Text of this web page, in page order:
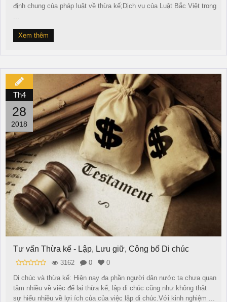
định chung của pháp luật về thừa kế;Dịch vụ của Luật Bắc Việt trong
...
Xem thêm
Th4
28
2018
Tư vấn Thừa kế - Lập, Lưu giữ, Công bố Di chúc
3162 0
0
Di chúc và thừa kế: Hiện nay đa phần người dân nước ta chưa quan
tâm nhiều về việc để lại thừa kế, lập di chúc cũng như không thật
sự hiểu nhiều về lợi ích của của việc lập di chúc.Với kinh nghiệm ...